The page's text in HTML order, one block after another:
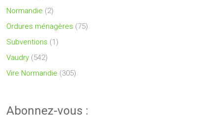
Normandie (2)
Ordures ménagères (75)
Subventions (1)
Vaudry (542)
Vire Normandie (305)
Abonnez-vous :